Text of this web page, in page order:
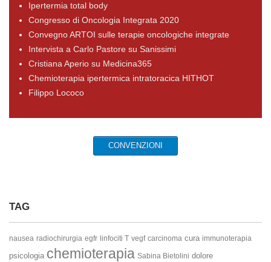
Ipertermia total body
Congresso di Oncologia Integrata 2020
Convegno ARTOI sulle terapie oncologiche integrate
Intervista a Carlo Pastore su Sanissimi
Cristiana Aperio su Medicina365
Chemioterapia ipertermica intratoracica HITHOT
Filippo Lococo
CONVENZIONI
TAG
nausea radiochirurgia egfr linfociti T vegf carcinoma cura immunoterapia
psicologia chemioterapia Sabina Bietolini dolore